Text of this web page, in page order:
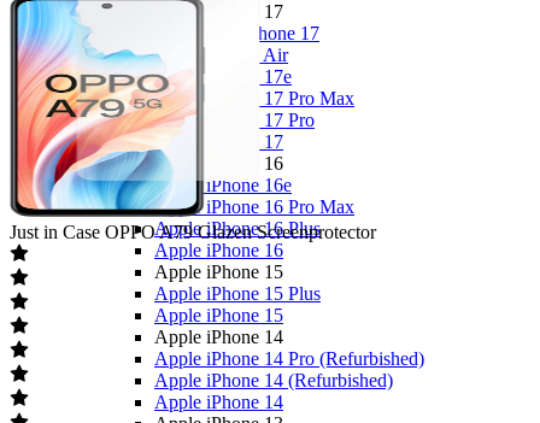
Apple iPhone 17
Alle Apple iPhone 17
Apple iPhone Air
Apple iPhone 17e
Apple iPhone 17 Pro Max
Apple iPhone 17 Pro
Apple iPhone 17
Apple iPhone 16
Apple iPhone 16e
Apple iPhone 16 Pro Max
Apple iPhone 16 Plus
Apple iPhone 16
Apple iPhone 15
Apple iPhone 15 Plus
Apple iPhone 15
Apple iPhone 14
Apple iPhone 14 Pro (Refurbished)
Apple iPhone 14 (Refurbished)
Apple iPhone 14
Just in Case OPPO A79 Glazen Screenprotector